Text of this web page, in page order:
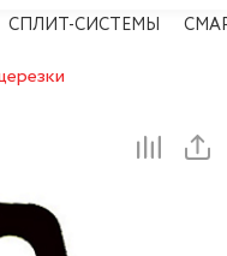
СПЛИТ-СИСТЕМЫ